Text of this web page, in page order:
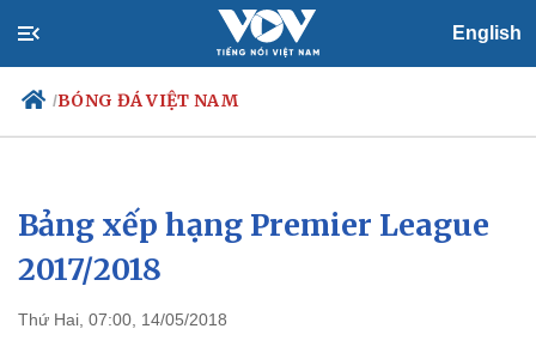
English
/BÓNG ĐÁ VIỆT NAM
Chính trị
Đảng
Tổ chức nhân sự
Nhận diện sự thật
Xã hội
Bảng xếp hạng Premier League
2017/2018
Thứ Hai, 07:00, 14/05/2018